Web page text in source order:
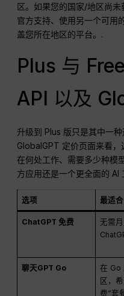
区。如果您的国家/地区尚
官方支持、使用另一个可用
盖您所在地区的平台。.
Plus 与
API 以及
升级到 Plus 版只是其中一
GlobalGPT 定价页面来看
在何处工作、需要多少种模
方应用还是一个更全面的 AI
选项 最适合
ChatGPT 免费
无需
聊天GPT Go
在 Go
区，
费”套